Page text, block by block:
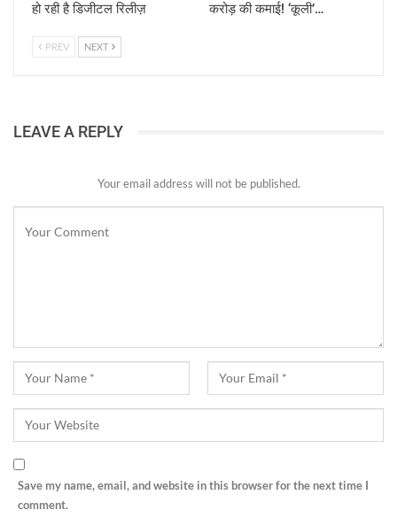
हो रही है डिजीटल रिलीज़
करोड़ की कमाई! ‘कूली’…
PREV NEXT
LEAVE A REPLY
Your email address will not be published.
Save my name, email, and website in this browser for the next time I
comment.